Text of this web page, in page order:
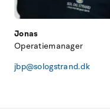
Jonas
Operatiemanager
jbp@sologstrand.dk